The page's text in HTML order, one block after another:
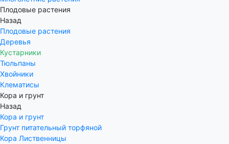
Плодовые растения
Назад
Плодовые растения
Деревья
Кустарники
Тюльпаны
Хвойники
Клематисы
Кора и грунт
Назад
Кора и грунт
Грунт питательный торфяной
Кора Лиственницы